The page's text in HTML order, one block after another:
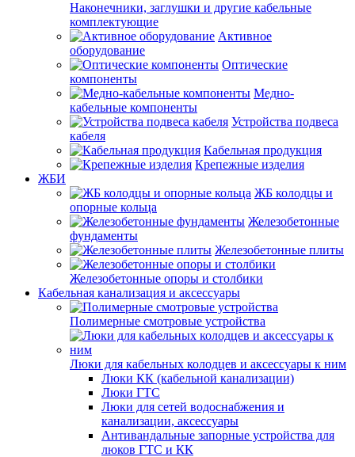
Наконечники, заглушки и другие кабельные
комплектующие
Активное
оборудование
Оптические
компоненты
Медно-
кабельные компоненты
Устройства подвеса
кабеля
Кабельная продукция
Крепежные изделия
ЖБИ
ЖБ колодцы и
опорные кольца
Железобетонные
фундаменты
Железобетонные плиты
Железобетонные опоры и столбики
Кабельная канализация и аксессуары
Полимерные смотровые устройства
Люки для кабельных колодцев и аксессуары к ним
Люки КК (кабельной канализации)
Люки ГТС
Люки для сетей водоснабжения и
канализации, аксессуары
Антивандальные запорные устройства для
люков ГТС и КК